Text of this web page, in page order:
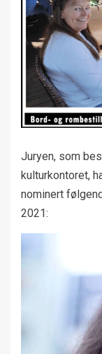
Juryen, som
kulturkontoret,
nominert
2021: